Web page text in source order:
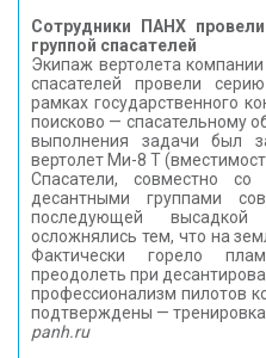
Сотрудники ПАНХ
группой спасателей
Экипаж вертолета
спасателей провели
рамках государственного
поисково — спасательному
выполнения задачи был
вертолет Ми-8 Т
Спасатели, совместно со
десантными группами
последующей
осложнялись тем, что на
Фактически горело
преодолеть при
профессионализм пилотов
подтверждены —
panh.ru